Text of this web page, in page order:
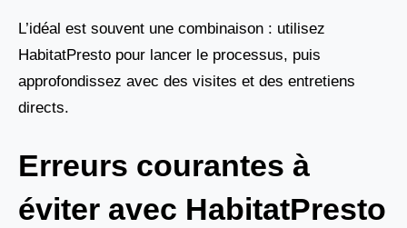
L’idéal est souvent une combinaison : utilisez
HabitatPresto pour lancer le processus, puis
approfondissez avec des visites et des entretiens
directs.
Erreurs courantes à
éviter avec HabitatPresto